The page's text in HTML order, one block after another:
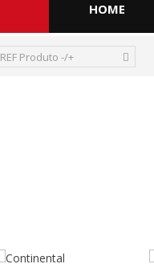
HOME
REF Produto -/+